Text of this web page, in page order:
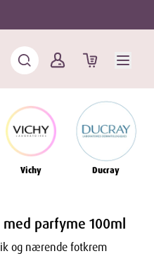
Vichy Ducray
med parfyme 100ml
og nærende fotkrem